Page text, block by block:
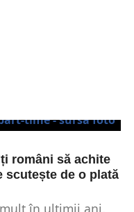
români să achite
scutește de o plată
în ultimii ani,